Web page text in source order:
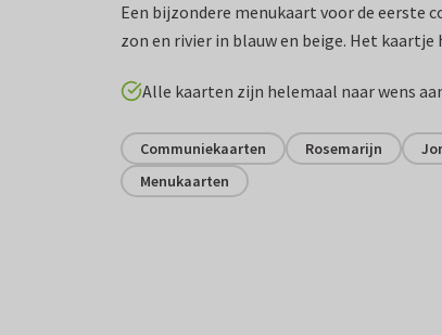
Een bijzondere menukaart voor de eerste
zon en rivier in blauw en beige. Het
Alle kaarten zijn helemaal naar wens
Communiekaarten Rosemarijn
Menukaarten